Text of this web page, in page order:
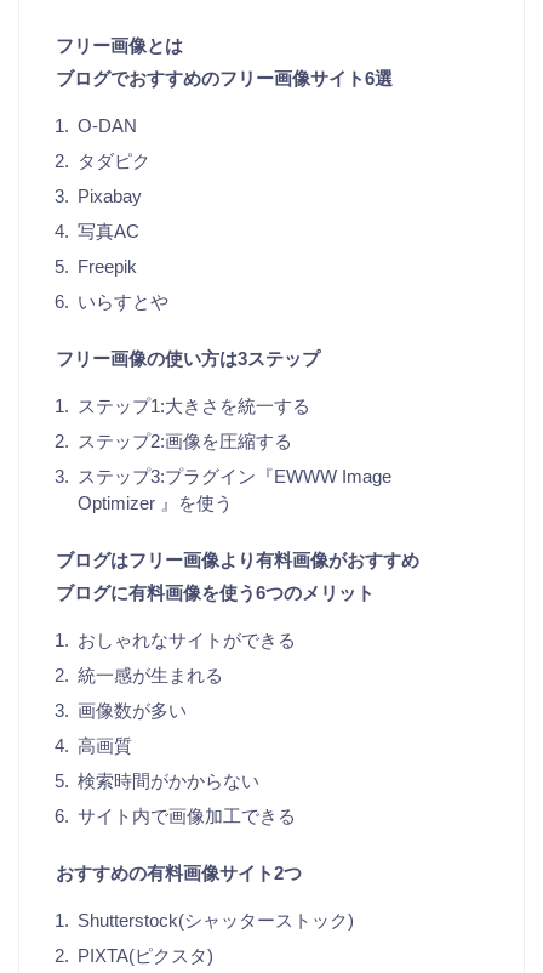
フリー画像とは
ブログでおすすめのフリー画像サイト6選
O-DAN
タダピク
Pixabay
写真AC
Freepik
いらすとや
フリー画像の使い方は3ステップ
ステップ1:大きさを統一する
ステップ2:画像を圧縮する
ステップ3:プラグイン『EWWW Image
Optimizer 』を使う
ブログはフリー画像より有料画像がおすすめ
ブログに有料画像を使う6つのメリット
おしゃれなサイトができる
統一感が生まれる
画像数が多い
高画質
検索時間がかからない
サイト内で画像加工できる
おすすめの有料画像サイト2つ
Shutterstock(シャッターストック)
PIXTA(ピクスタ)